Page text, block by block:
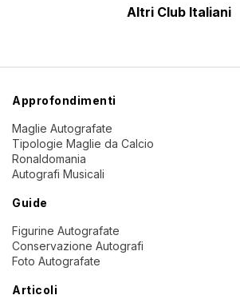
Altri Club Italiani
Approfondimenti
Maglie Autografate
Tipologie Maglie da Calcio
Ronaldomania
Autografi Musicali
Guide
Figurine Autografate
Conservazione Autografi
Foto Autografate
Articoli